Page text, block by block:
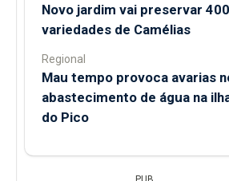
Novo jardim vai preservar 400
variedades de Camélias
Regional
Mau tempo provoca avarias
abastecimento de água na
do Pico